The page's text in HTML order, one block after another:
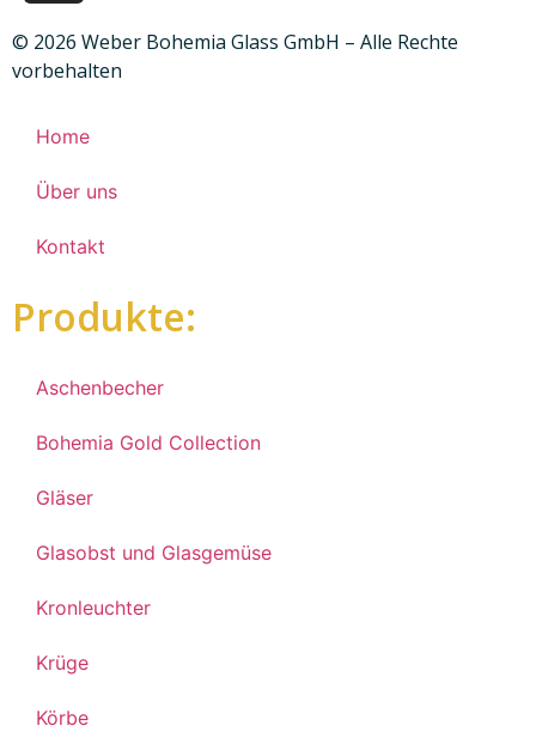
© 2026 Weber Bohemia Glass GmbH – Alle Rechte
vorbehalten
Home
Über uns
Kontakt
Produkte:
Aschenbecher
Bohemia Gold Collection
Gläser
Glasobst und Glasgemüse
Kronleuchter
Krüge
Körbe